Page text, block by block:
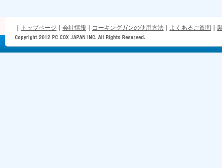
トップページ 会社情報 コーキングガンの使用方法 よくあるご質問